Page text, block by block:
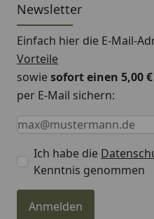
Newsletter
Einfach hier die E-Mail-
Vorteile
sowiesofort einen 5,00
per E-Mail sichern:
Keine Eingabe
Eingabe erforderlich
E-Mail *
Ich habe die
Kenntnis genommen
Anmelden